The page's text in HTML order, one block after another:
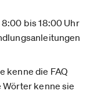
bis 18:00 Uhr
kenne die FAQ
kenne sie